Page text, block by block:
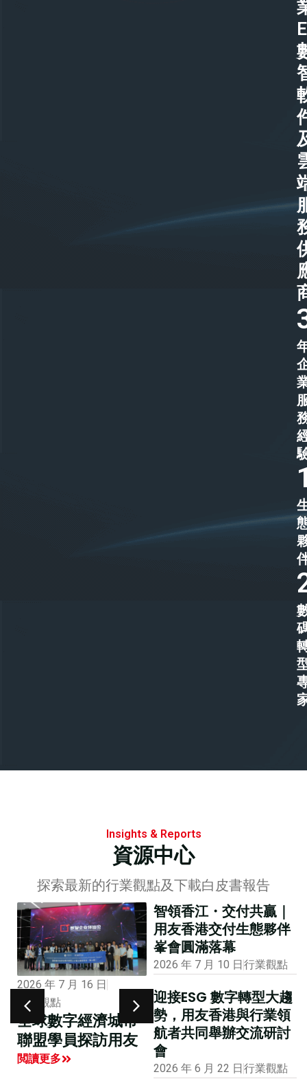
Insights & Reports
資源中心
探索最新的行業觀點及下載白皮書報告
2026 年 7 月 16 日
行業觀點
全球數字經濟城市
聯盟學員探訪用友
閲讀更多
用友徐洋：企業進
入「全產業鏈遷
徙」新階段，數智
化成企業出海破局
智領香江・交付共贏｜
用友香港交付生態夥伴
峯會圓滿落幕
2026 年 7 月 10 日 行業觀點
迎接ESG 數字轉型大趨
勢，用友香港與行業領
航者共同舉辦交流研討
會
2026 年 6 月 22 日 行業觀點